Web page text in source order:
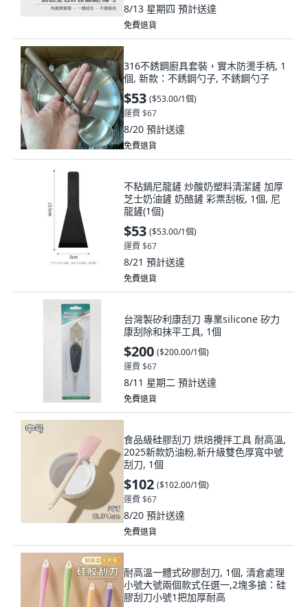
8/13 星期四 預計送達
免費退貨
316不銹鋼廚具套裝，實木防燙手柄, 1
個, 新款：不銹鋼勺子, 不銹鋼勺子
$53 ($53.00/1個)
運費 $67
8/20 預計送達
免費退貨
不粘鍋尼龍鏟 炒酸奶塑料清潔鏟 加厚
芝士奶油鏟 奶酪鏟 彩票刮板, 1個, 尼
龍鏟(1個)
$53 ($53.00/1個)
運費 $67
8/21 預計送達
免費退貨
台灣製矽利康刮刀 專業silicone 矽力
康刮除和抹平工具, 1個
$200 ($200.00/1個)
運費 $67
8/11 星期二 預計送達
免費退貨
食品級硅膠刮刀 烘焙攪拌工具 耐高溫,
2025新款奶油粉,新升級雙色厚寬中號
刮刀, 1個
$102 ($102.00/1個)
運費 $67
8/20 預計送達
免費退貨
耐高溫一體式矽膠刮刀, 1個, 清倉處理
小號大號兩個款式任選一,2塊多搶：硅
膠刮刀小號1把加厚耐高